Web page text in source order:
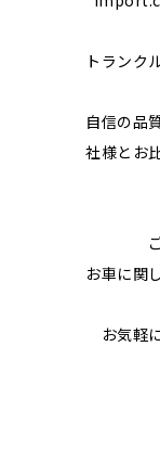
トランク
自信の品
社様とお
お車に関
お気軽